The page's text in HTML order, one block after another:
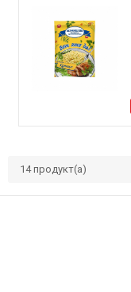
14продукт(а)